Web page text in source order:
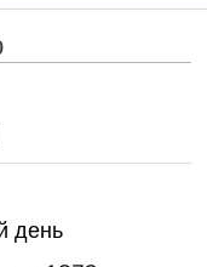
день